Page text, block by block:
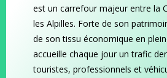
est un carrefour majeur entre la
les Alpilles. Forte de son
de son tissu économique en
accueille chaque jour un trafic
touristes, professionnels et